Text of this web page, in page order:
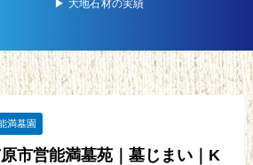
▶︎ 大地石材の実績
満墓園
市営能満墓苑｜墓じまい｜K